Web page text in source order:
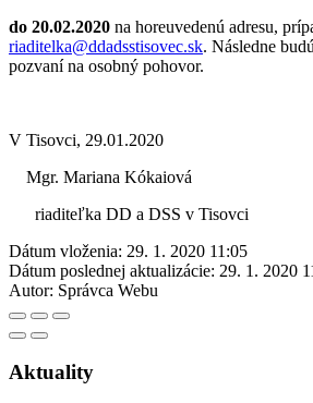
do 20.02.2020 na horeuvedenú adresu,
riaditelka@ddadsstisovec.sk. Následne
pozvaní na osobný pohovor.
V Tisovci, 29.01.2020
Mgr. Mariana Kókaiová
riaditeľka DD a DSS v Tisovci
Dátum vloženia: 29. 1. 2020 11:05
Dátum poslednej aktualizácie: 29. 1. 2020
Autor: Správca Webu
Aktuality